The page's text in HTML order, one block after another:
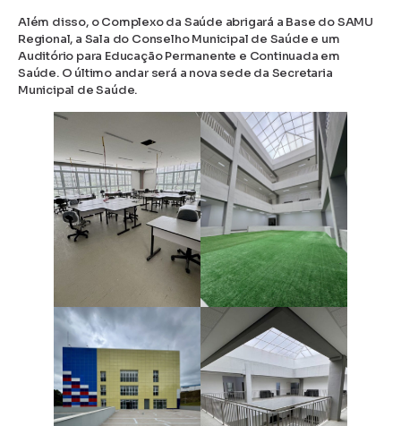
Além disso, o Complexo da Saúde abrigará a Base do SAMU
Regional, a Sala do Conselho Municipal de Saúde e um
Auditório para Educação Permanente e Continuada em
Saúde. O último andar será a nova sede da Secretaria
Municipal de Saúde.